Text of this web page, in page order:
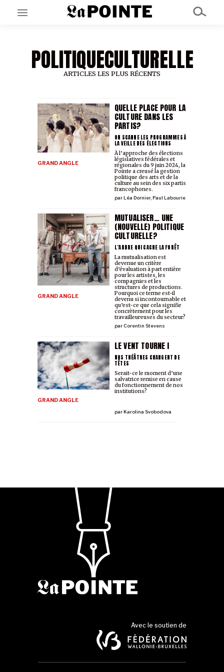
EN CE MOMENT
GRAND ANGLE
AU LARGE
À PROPOS
NOS PARTENAIRES
POLITIQUECULTURELLE
ARTICLES LES PLUS RÉCENTS
QUELLE PLACE POUR LA
CULTURE DANS LES
PARTIS?
ON SCANNE LES PROGRAMMES À
LA VEILLE DES ÉLECTIONS
GRAND ANGLE
parLéa Dornier,Paul Labourie
À l’approche des élections
législatives fédérales et
régionales du 9 juin 2024, la
Pointe a creusé la gestion
politique des arts et de la
culture au sein des six partis
francophones.
MUTUALISER… UNE
(NOUVELLE) POLITIQUE
CULTURELLE?
L’ARBRE QUI CACHE LA FORÊT
GRAND ANGLE
par Corentin Stevens
La mutualisation est
devenue un critère
d’évaluation à part entière
pour les artistes, les
compagnies et les
structures de productions.
Pourquoi ce terme est-il
devenu si incontournable et
qu’est-ce que cela signifie
concrètement pour les
travailleur·euses du secteur?
LE VENT TOURNE I
NOS THÉÂTRES CHANGENT DE
TÊTES
GRAND ANGLE
parKarolina Svobodova
Serait-ce le moment d’une
salvatrice remise en cause
du fonctionnement de nos
institutions?
Avec le soutien de